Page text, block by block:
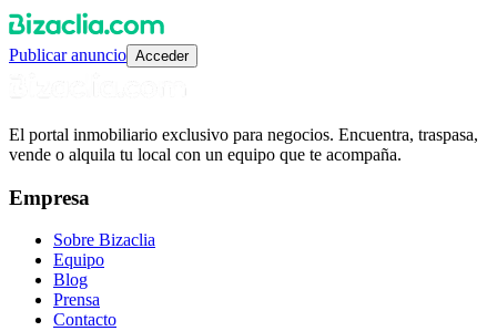
Publicar anuncio Acceder
El portal inmobiliario exclusivo para negocios. Encuentra, traspasa,
vende o alquila tu local con un equipo que te acompaña.
Empresa
Sobre Bizaclia
Equipo
Blog
Prensa
Contacto